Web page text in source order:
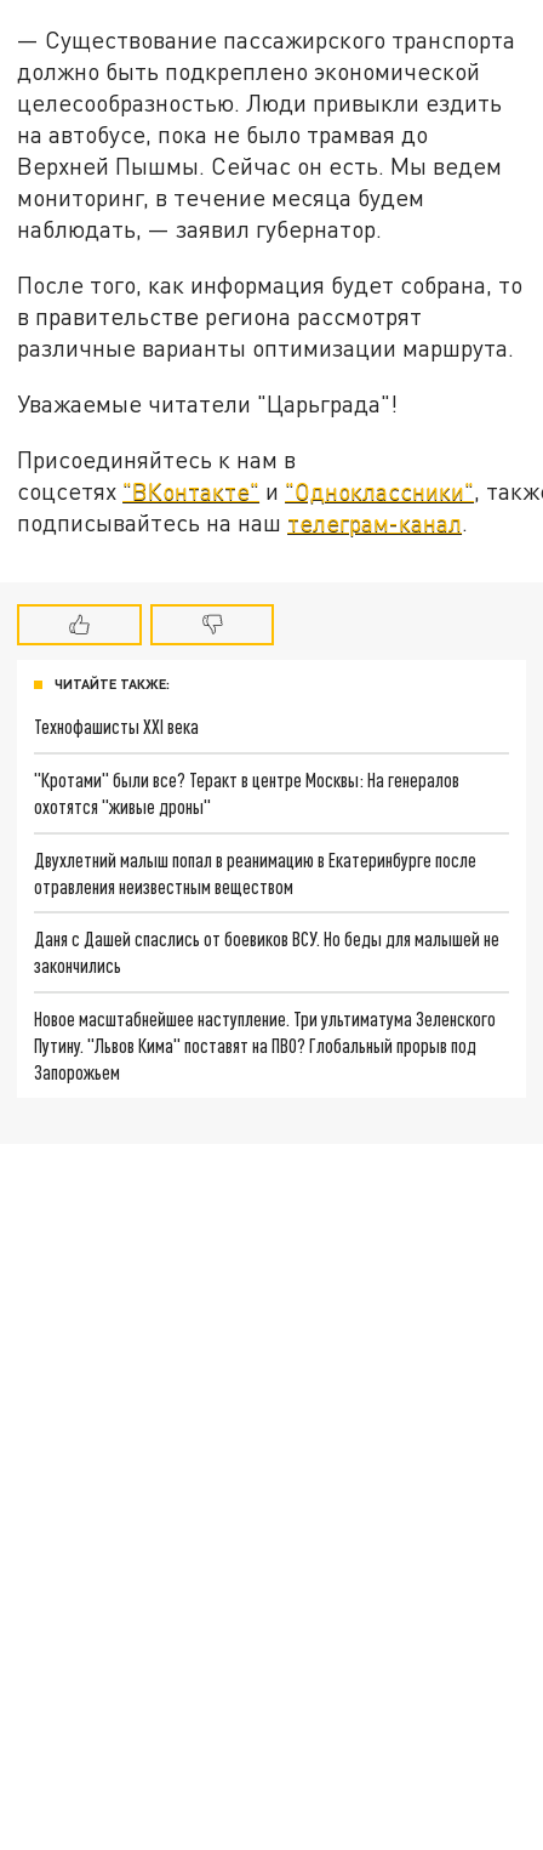
— Существование пассажирского транспорта
должно быть подкреплено экономической
целесообразностью. Люди привыкли ездить
на автобусе, пока не было трамвая до
Верхней Пышмы. Сейчас он есть. Мы ведем
мониторинг, в течение месяца будем
наблюдать, — заявил губернатор.
После того, как информация будет собрана, то
в правительстве региона рассмотрят
различные варианты оптимизации маршрута.
Уважаемые читатели "Царьграда"!
Присоединяйтесь к нам в
соцсетях "ВКонтакте" и "Одноклассники" ,
подписывайтесь на наш телеграм-канал
ЧИТАЙТЕ ТАКЖЕ:
Технофашисты XXI века
"Кротами" были все? Теракт в центре Москвы: На генералов
охотятся "живые дроны"
Двухлетний малыш попал в реанимацию в Екатеринбурге после
отравления неизвестным веществом
Даня с Дашей спаслись от боевиков ВСУ. Но беды для малышей не
закончились
Новое масштабнейшее наступление. Три ультиматума Зеленского
Путину. "Львов Кима" поставят на ПВО? Глобальный прорыв под
Запорожьем